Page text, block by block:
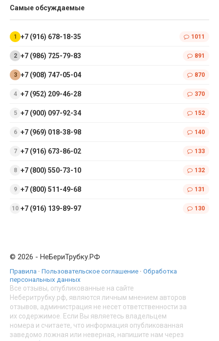
Самые обсуждаемые
+7 (916) 678-18-35 1011
+7 (986) 725-79-83 891
+7 (908) 747-05-04 870
+7 (952) 209-46-28 370
+7 (900) 097-92-34 152
+7 (969) 018-38-98 140
+7 (916) 673-86-02 133
+7 (800) 550-73-10 132
+7 (800) 511-49-68 131
+7 (916) 139-89-97 130
© 2026 - НеБериТрубку.РФ
Правила · Пользовательское соглашение · Обработка
персональных данных
Все отзывы, опубликованные на сайте
Неберитрубку.рф, являются личным мнением авторов
отзывов, администрация не несет ответственности за
их содержимое. Если Вы являетесь владельцем
номера и считаете, что информация опубликованная
заведомо ложная или неверная, напишите нам через